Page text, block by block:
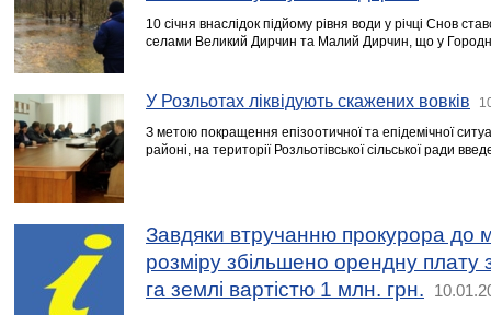
10 січня внаслідок підйому рівня води у річці Снов
селами Великий Дирчин та Малий Дирчин, що у
У Розльотах ліквідують скажених вовків
З метою покращення епізоотичної та епідемічної
районі, на території Розльотівської сільської ради
Завдяки втручанню прокурора до
розміру збільшено орендну плату
га землі вартістю 1 млн. грн.